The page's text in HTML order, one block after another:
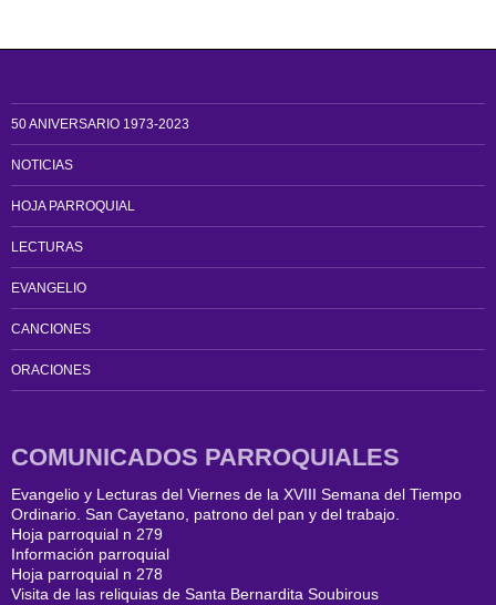
50 ANIVERSARIO 1973-2023
NOTICIAS
HOJA PARROQUIAL
LECTURAS
EVANGELIO
CANCIONES
ORACIONES
COMUNICADOS PARROQUIALES
Evangelio y Lecturas del Viernes de la XVIII Semana del Tiempo
Ordinario. San Cayetano, patrono del pan y del trabajo.
Hoja parroquial n 279
Información parroquial
Hoja parroquial n 278
Visita de las reliquias de Santa Bernardita Soubirous